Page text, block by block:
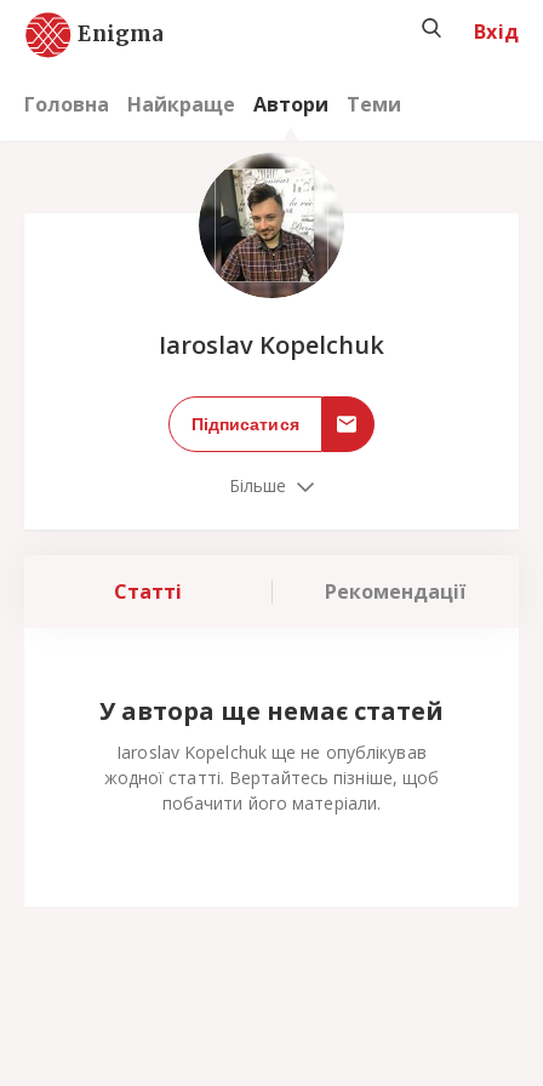
Enigma
Головна Найкраще Автори Теми
Вхід
Iaroslav Kopelchuk
Підписатися
Більше
Статті Рекомендації
У автора ще немає статей
Iaroslav Kopelchuk ще не опублікував
жодної статті. Вертайтесь пізніше, щоб
побачити його матеріали.